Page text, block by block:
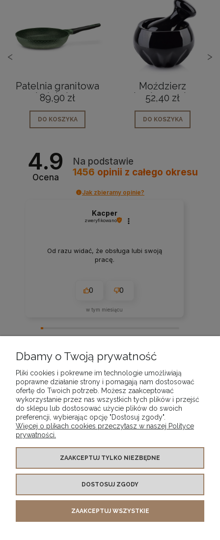
<
Patelnia granitowa
na indukcję gaz
28cm
89,90 zł
DO KOSZYKA
Moździerz
kuchenny do
Modern
52,40 zł
DO KOSZYKA
>
4.9
Ocena
Na podstawie
1456 opinii z całego okresu
Jak zbieramy opinie?
Kacper
zweryfikowano
Od razu widać, że obsługa lubi swoją
pracę.
0 0
w tym miesiącu
POMOC
MOJE KONTO
PŁATNOŚCI I DOSTAWA
INFORMACJE
O NAS
Dbamy o Twoją prywatność
Pliki cookies i pokrewne im technologie umożliwiają
poprawne działanie strony i pomagają nam dostosować
ofertę do Twoich potrzeb. Możesz zaakceptować
wykorzystanie przez nas wszystkich tych plików i przejść
do sklepu lub dostosować użycie plików do swoich
preferencji, wybierając opcję "Dostosuj zgody".
Więcej o plikach cookies przeczytasz w naszej Polityce
prywatności.
ZAAKCEPTUJ TYLKO NIEZBĘDNE
DOSTOSUJ ZGODY
ZAAKCEPTUJ WSZYSTKIE